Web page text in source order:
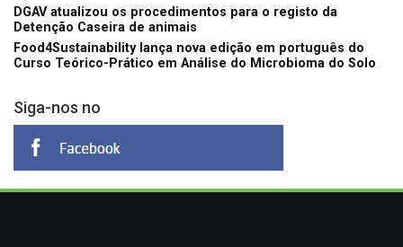
DGAV atualizou os procedimentos para o registo da
Detenção Caseira de animais
Food4Sustainability lança nova edição em português do
Curso Teórico-Prático em Análise do Microbioma do Solo
Siga-nos no